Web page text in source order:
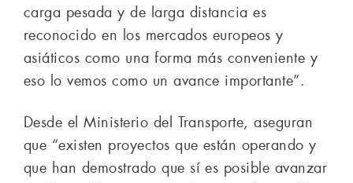
carga pesada y de larga distancia es
reconocido en los mercados europeos y
asiáticos como una forma más conveniente y
eso lo vemos como un avance importante”.
Desde el Ministerio del Transporte, aseguran
que “existen proyectos que están operando y
que han demostrado que sí es posible avanzar